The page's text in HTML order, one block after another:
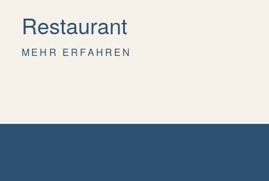
Restaurant
MEHR ERFAHREN